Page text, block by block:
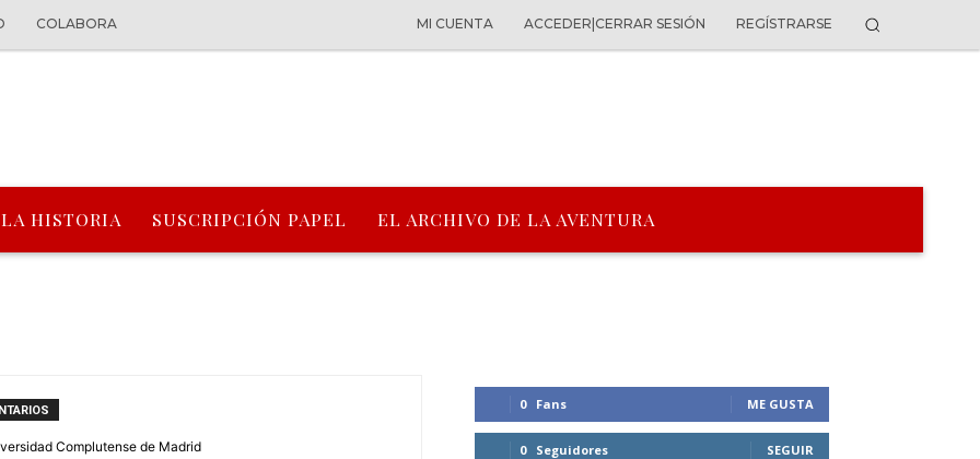
COLABORA MI CUENTA ACCEDER|CERRAR SESIÓN REGÍSTRARSE
HISTORIA SUSCRIPCIÓN PAPEL EL ARCHIVO DE LA AVENTURA
Complutense de Madrid
0 Fans ME GUSTA
0 Seguidores SEGUIR